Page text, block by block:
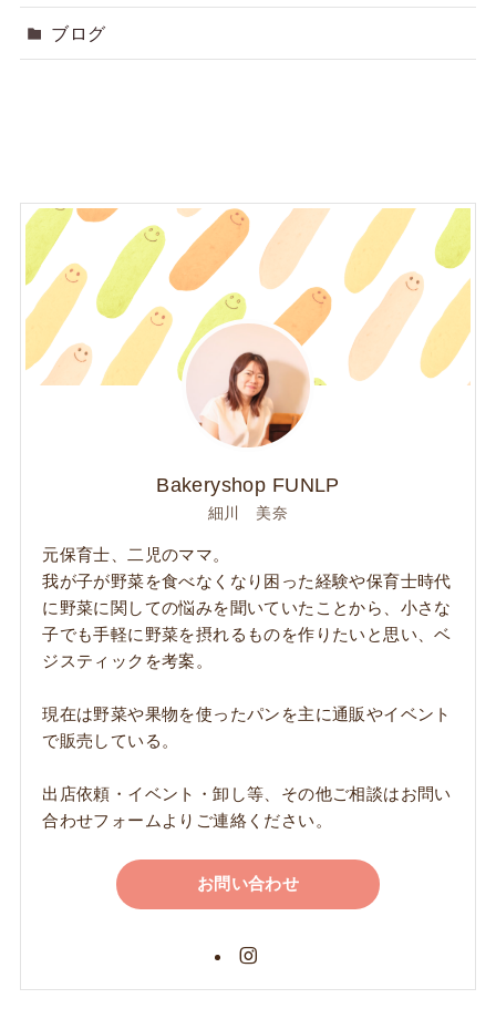
ブログ
Bakeryshop FUNLP
細川 美奈
元保育士、二児のママ。
我が子が野菜を食べなくなり困った経験や保育士時代
に野菜に関しての悩みを聞いていたことから、小さな
子でも手軽に野菜を摂れるものを作りたいと思い、ベ
ジスティックを考案。
現在は野菜や果物を使ったパンを主に通販やイベント
で販売している。
出店依頼・イベント・卸し等、その他ご相談はお問い
合わせフォームよりご連絡ください。
お問い合わせ